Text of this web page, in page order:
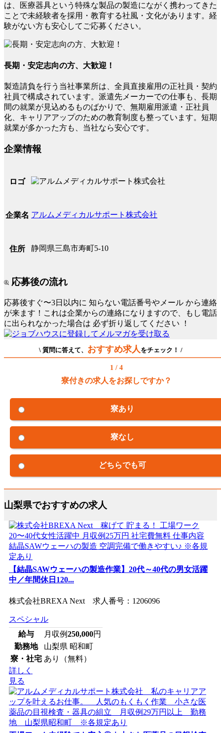
は、医療器具という特殊な製品の製造にながく携わってきた
ことで未経験者を採用・教育する社風・文化があります。経
験がない方も安心してご応募ください。
長期・安定志向の方、大歓迎！
製造請負を行う当社事業所は、全員直接雇用の正社員・契約
社員で構成されています。派遣先メーカーでの仕事も、長期
間の就業が見込めるものばかりで、無期雇用派遣・正社員
化、キャリアアップのための教育制度も整っています。短期
就業が多かった方も、当社なら安心です。
企業情報
ロゴ
企業名 アルムメディカルサポート株式会社
住所 静岡県三島市寿町5-10
応募後の流れ
応募後すぐ〜3日以内に 知らない電話番号やメール から連絡
が来ます！これは企業からの連絡になりますので、もし電話
に出られなかった場合は 必ず折り返してください ！
\ 質問に答えて、 おすすめ求人 をチェック！ /
1 / 4
寮付きの求人をお探しですか？
寮あり
寮なし
どちらでも可
山梨県でおすすめの求人
【結晶SAWウェーハの製造作業】20代～40代の男女活躍
中／年間休日120...
株式会社BREXA Next 求人番号：1206096
スペシャル
給与
月収例250,000円
勤務地
山梨県 昭和町
寮・社宅 あり（無料）
詳しく
見る